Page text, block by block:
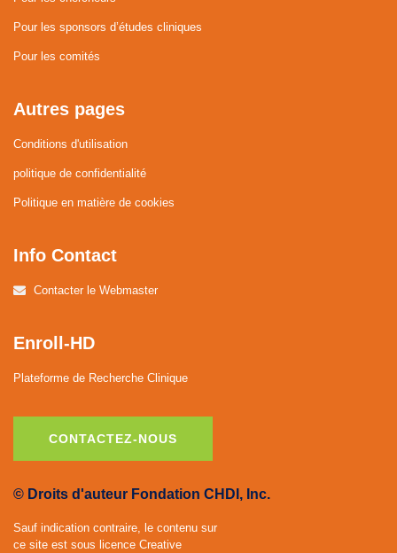
Pour les sponsors d’études cliniques
Pour les comités
Autres pages
Conditions d'utilisation
politique de confidentialité
Politique en matière de cookies
Info Contact
Contacter le Webmaster
Enroll-HD
Plateforme de Recherche Clinique
CONTACTEZ-NOUS
© Droits d'auteur Fondation CHDI, Inc.
Sauf indication contraire, le contenu sur
ce site est sous licence Creative